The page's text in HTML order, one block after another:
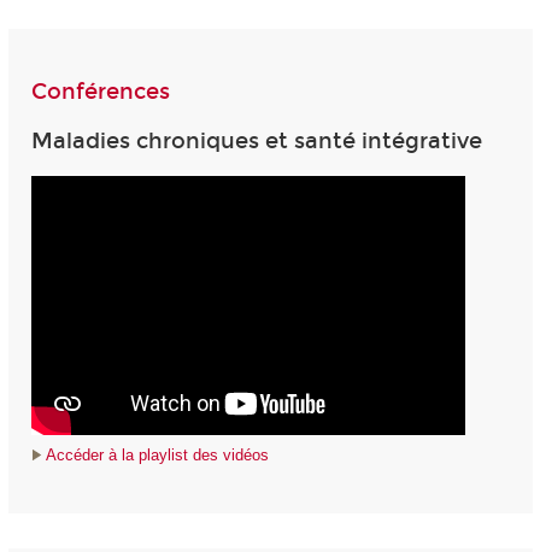
Conférences
Maladies chroniques et santé intégrative
Accéder à la playlist des vidéos